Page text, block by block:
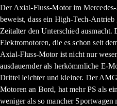
Der Axial-Fluss-Motor im
beweist, dass ein High-Tech-
Zeitalter den Unterschied ausmacht.
Elektromotoren, die es schon seit
Axial-Fluss-Motor ist nicht nur
ausdauernder als herkömmliche E-
Drittel leichter und kleiner. Der
Motoren an Bord, hat mehr PS als
weniger als so mancher